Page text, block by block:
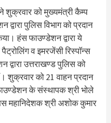
शुक्रवार को मुख्यमंत्री कैम्प
पुलिस विभाग को प्रदान
हंस फाउण्डेशन द्वारा ये
व इमरजेंसी रिस्पॉन्स
उत्तराखण्ड पुलिस को
शुक्रवार को 21 वाहन प्रदान
के संस्थापक श्री भोले
महानिदेशक श्री अशोक कुमार